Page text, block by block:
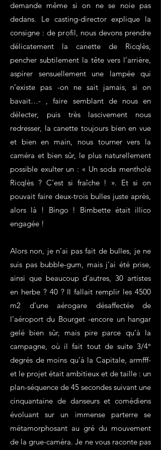
demande même si on ne se noie pas
dedans. Le casting-director explique la
consigne : de profil, nous devons prendre
délicatement la canette de Ricqlès,
pencher subtilement la tête vers l’arrière,
aspirer sensuellement une lampée qui
n’existe pas -on ne sait jamais, si on
bavait…- , faire semblant de nous en
délecter, puis très lascivement nous
redresser, la canette toujours bien en vue
et bien en main, nous tourner vers la
caméra et bien sûr, le plus naturellement
possible exulter un : « Un soda mentholé
Ricqlès ? C’est si fraîche ! ». Et si on
pouvait faire deux-trois bulles juste après,
alors là ! Bingo ! Bimbette était illico
engagée !
Alors non, je n’ai pas fait de bulles, je ne
suis pas bubble-gum, mais j’ai été prise,
ainsi que beaucoup d’autres, 30 artistes
en herbe ? 40 ? Il fallait remplir les 4500
m2 d’une aérogare désaffectée de
l’aéroport du Bourget -encore un hangar
gelé bien sûr, mais pire parce qu’à la
campagne, où il fait tout de suite 3/4°
degrés de moins qu’à la Capitale, armfff-
et le projet était ambitieux et de taille : un
plan-séquence de 45 secondes suivant une
cinquantaine de danseurs et comédiens
évoluant sur un immense parterre se
métamorphosant au gré du mouvement
de la grue-caméra. Je ne vous raconte pas